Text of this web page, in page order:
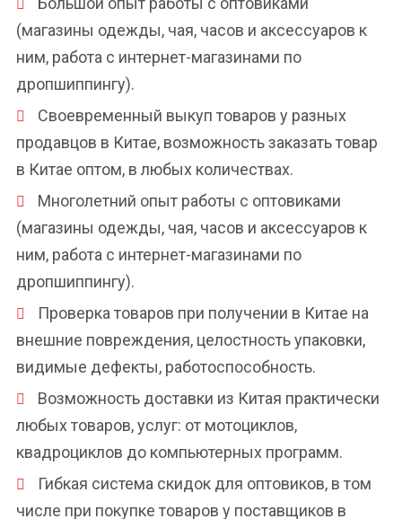
(магазины одежды, чая, часов и аксессуаров к
ним, работа с интернет-магазинами по
дропшиппингу).
Своевременный выкуп товаров у разных
продавцов в Китае, возможность заказать товар
в Китае оптом, в любых количествах.
Многолетний опыт работы с оптовиками
(магазины одежды, чая, часов и аксессуаров к
ним, работа с интернет-магазинами по
дропшиппингу).
Проверка товаров при получении в Китае на
внешние повреждения, целостность упаковки,
видимые дефекты, работоспособность.
Возможность доставки из Китая практически
любых товаров, услуг: от мотоциклов,
квадроциклов до компьютерных программ.
Гибкая система скидок для оптовиков, в том
числе при покупке товаров у поставщиков в